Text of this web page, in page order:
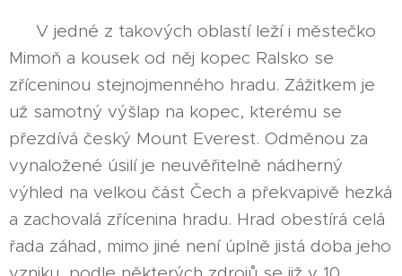
V jedné z takových oblastí leží i městečko
Mimoň a kousek od něj kopec Ralsko se
zříceninou stejnojmenného hradu. Zážitkem je
už samotný výšlap na kopec, kterému se
přezdívá český Mount Everest. Odměnou za
vynaložené úsilí je neuvěřitelně nádherný
výhled na velkou část Čech a překvapivě hezká
a zachovalá zřícenina hradu. Hrad obestírá celá
řada záhad, mimo jiné není úplně jistá doba jeho